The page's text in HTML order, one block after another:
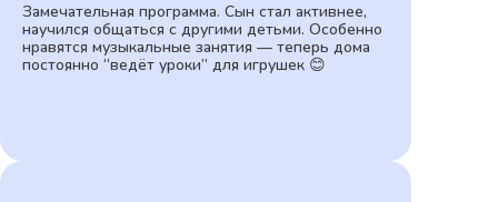
Замечательная программа. Сын стал активнее,
научился общаться с другими детьми. Особенно
нравятся музыкальные занятия — теперь дома
постоянно “ведёт уроки” для игрушек 😊